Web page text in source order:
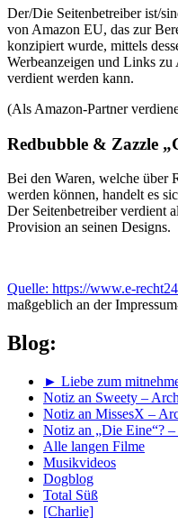
Der/Die Seitenbetreiber ist/
von Amazon EU, das zur
konzipiert wurde, mittels
Werbeanzeigen und Links zu
verdient werden kann.
(Als Amazon-Partner
Redbubble & Zazzle
Bei den Waren, welche über
werden können, handelt es
Der Seitenbetreiber verdient
Provision an seinen Designs.
Quelle: https://www.e-
maßgeblich an der
Blog:
► Liebe zum
Notiz an Sweety –
Notiz an MissesX –
Notiz an „Die Eine“?
Alle langen Filme
Musikvideos
Dogblog
Total Süß
[Charlie]